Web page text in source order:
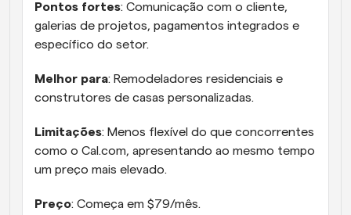
Pontos fortes: Comunicação com o cliente,
galerias de projetos, pagamentos integrados e
específico do setor.
Melhor para: Remodeladores residenciais e
construtores de casas personalizadas.
Limitações: Menos flexível do que concorrentes
como o Cal.com, apresentando ao mesmo tempo
um preço mais elevado.
Preço: Começa em $79/mês.